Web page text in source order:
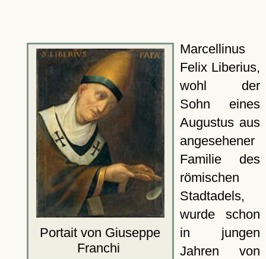
Portait von Giuseppe
Franchi
Marcellinus
Felix Liberius,
wohl der
Sohn eines
Augustus aus
angesehener
Familie des
römischen
Stadtadels,
wurde schon
in jungen
Jahren von